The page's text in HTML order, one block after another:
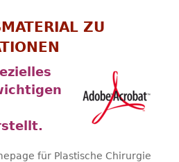
ZU
für Plastische Chirurgie